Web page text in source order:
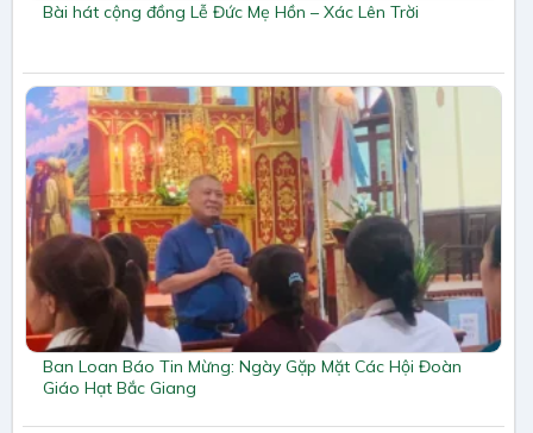
Bài hát cộng đồng Lễ Đức Mẹ Hồn – Xác Lên Trời
Ban Loan Báo Tin Mừng: Ngày Gặp Mặt Các Hội Đoàn
Giáo Hạt Bắc Giang